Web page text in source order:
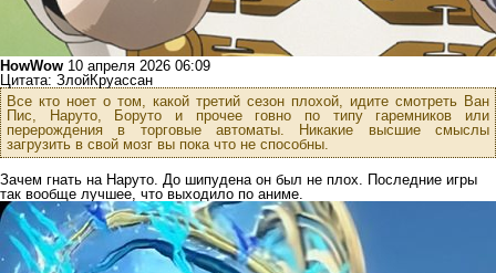
HowWow 10 апреля 2026 06:09
Цитата: ЗлойКруассан
Все кто ноет о том, какой третий сезон плохой, идите смотреть Ван
Пис, Наруто, Боруто и прочее говно по типу гаремников или
перерождения в торговые автоматы. Никакие высшие смыслы
загрузить в свой мозг вы пока что не способны.
Зачем гнать на Наруто. До шипудена он был не плох. Последние игры
так вообще лучшее, что выходило по аниме.